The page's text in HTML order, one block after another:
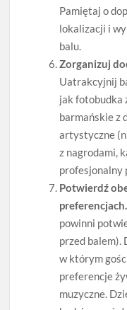
Pamiętaj o
lokalizacji i
balu.
Zorganizuj
Uatrakcyjnij
jak fotobudka
barmańskie z
artystyczne
z nagrodami,
profesjonalny
Potwierdź
preferencjach.
powinni
przed balem).
w którym
preferencje
muzyczne.